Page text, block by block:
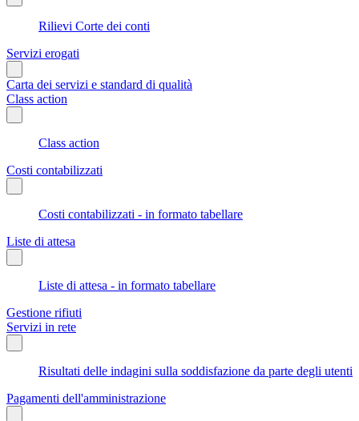
Rilievi Corte dei conti
Servizi erogati
Carta dei servizi e standard di qualità
Class action
Class action
Costi contabilizzati
Costi contabilizzati - in formato tabellare
Liste di attesa
Liste di attesa - in formato tabellare
Gestione rifiuti
Servizi in rete
Risultati delle indagini sulla soddisfazione da parte degli utenti
Pagamenti dell'amministrazione